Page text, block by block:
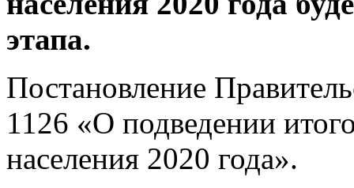
этапа.
Постановление
1126 «О подведении
населения 2020 года».